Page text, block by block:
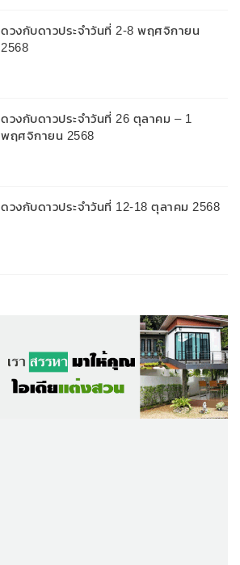
ดวงกับดาวประจำวันที่ 2-8 พฤศจิกายน
2568
ดวงกับดาวประจำวันที่ 26 ตุลาคม – 1
พฤศจิกายน 2568
ดวงกับดาวประจำวันที่ 12-18 ตุลาคม 2568